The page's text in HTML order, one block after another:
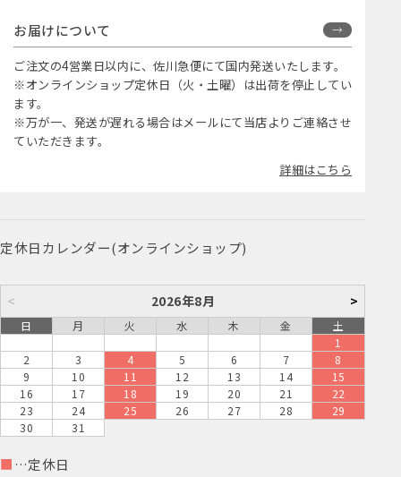
お届けについて
ご注文の4営業日以内に、佐川急便にて国内発送いたします。
※オンラインショップ定休日（火・土曜）は出荷を停止してい
ます。
※万が一、発送が遅れる場合はメールにて当店よりご連絡させ
ていただきます。
詳細はこちら
定休日カレンダー(オンラインショップ)
< 2026年8月 >
日 月 火 水 木 金
土
1
2
3 4 5 6 7
8
9
10 11 12 13 14
15
16
17 18 19 20 21
22
23
24 25 26 27 28
29
30
31
■ …定休日